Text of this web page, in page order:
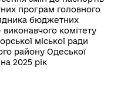
програм головного
бюджетних
виконавчого комітету
міської ради
району Одеської
2025 рік